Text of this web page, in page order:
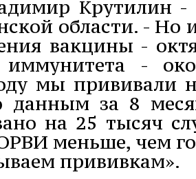
Крутилин
области. - Но
вакцины -
иммунитета -
мы прививали
за 8
на 25 тысяч
меньше, чем
прививкам».